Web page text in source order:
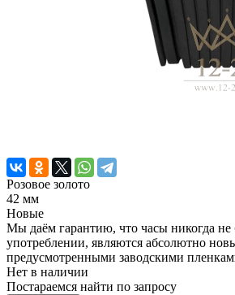
Розовое золото
42 мм
Новые
Мы даём гарантию, что часы никогда не
употреблении, являются абсолютно
предусмотренными заводскими
Нет в наличии
Постараемся найти по запросу